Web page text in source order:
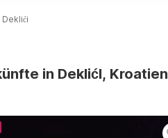
in DeklićI, Kroatien